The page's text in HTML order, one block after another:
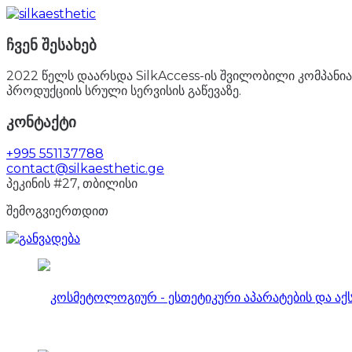
ჩვენ შესახებ
2022 წელს დაარსდა SilkAccess-ის შვილობილი
პროდუქციის სრული სერვისის გაწევაზე.
კონტაქტი
+995 551137788
contact@silkaesthetic.ge
პეკინის #27, თბილისი
შემოგვიერთდით